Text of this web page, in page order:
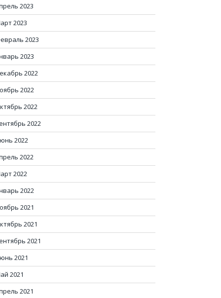
2023
2023
2023
2023
2022
2022
2022
2022
2022
2022
2022
2022
2021
2021
2021
2021
2021
2021